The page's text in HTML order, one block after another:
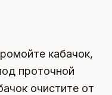
кабачок,
проточной
очистите от